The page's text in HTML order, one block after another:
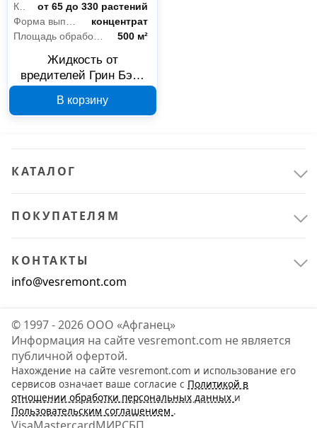
13
Отдых в саду
Клининговое оборудование
Строительные материалы
Отделочные материалы 1
Количество обрабатываемых растений
от 65 до 330 растений
концентрат
500 м²
Жидкость от
вредителей Грин Бэлт
01-499
В корзину
КАТАЛОГ
ПОКУПАТЕЛЯМ
КОНТАКТЫ
info@vesremont.com
© 1997 - 2026 ООО «Афганец»
Информация на сайте vesremont.com не является
публичной офертой.
Нахождение на сайте vesremont.com и использование его
сервисов означает ваше согласие с Политикой в
отношении обработки персональных данных и
Пользовательским соглашением .